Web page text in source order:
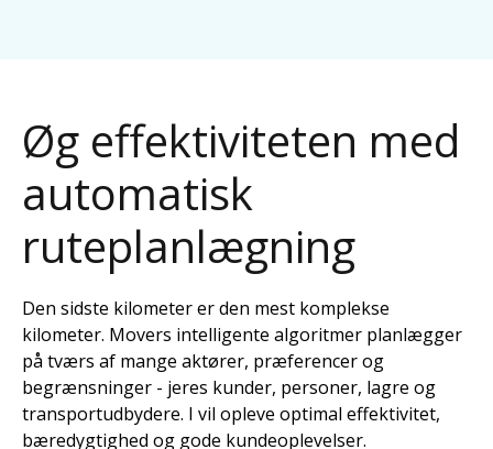
Øg effektiviteten med
automatisk
ruteplanlægning
Den sidste kilometer er den mest komplekse
kilometer. Movers intelligente algoritmer planlægger
på tværs af mange aktører, præferencer og
begrænsninger - jeres kunder, personer, lagre og
transportudbydere. I vil opleve optimal effektivitet,
bæredygtighed og gode kundeoplevelser.